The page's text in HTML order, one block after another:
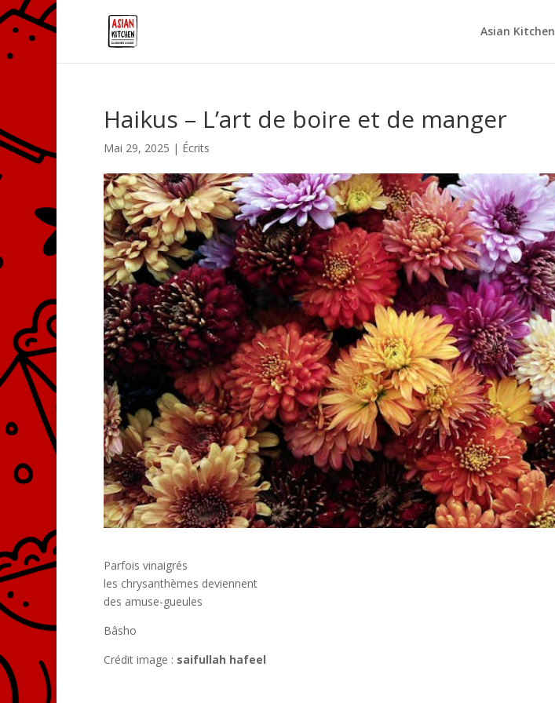
Asian Kitchen
Haikus – L’art de boire et de manger
Mai 29, 2025 | Écrits
Parfois vinaigrés
les chrysanthèmes deviennent
des amuse-gueules
Bâsho
Crédit image : saifullah hafeel